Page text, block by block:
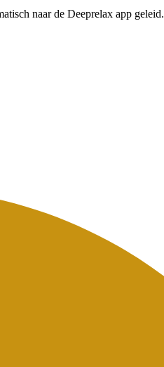
naar de Deeprelax app geleid.